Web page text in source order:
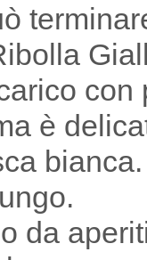
con
è
da